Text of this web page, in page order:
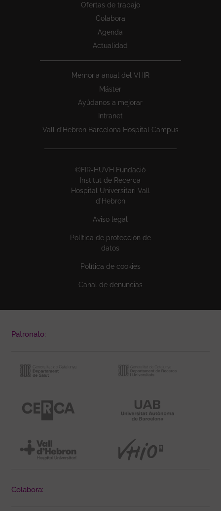
Ofertas de trabajo
Colabora
Agenda
Actualidad
Memoria anual del VHIR
Máster
Ayúdanos a mejorar
Intranet
Vall d’Hebron Barcelona Hospital Campus
©FIR-HUVH Fundació
Institut de Recerca
Hospital Universitari Vall
d'Hebron
Aviso legal
Política de protección de
datos
Política de cookies
Canal de denuncias
Patronato:
Colabora: